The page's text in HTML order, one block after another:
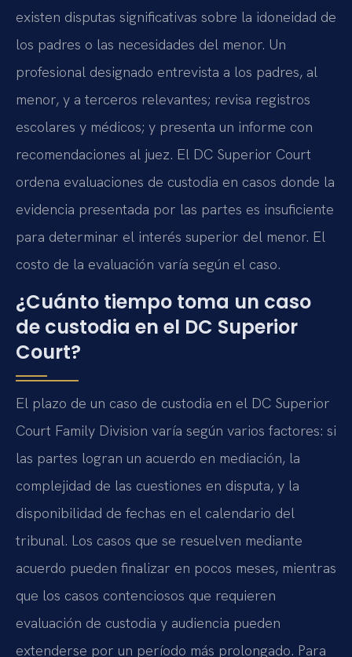
existen disputas significativas sobre la idoneidad de
los padres o las necesidades del menor. Un
profesional designado entrevista a los padres, al
menor, y a terceros relevantes; revisa registros
escolares y médicos; y presenta un informe con
recomendaciones al juez. El DC Superior Court
ordena evaluaciones de custodia en casos donde la
evidencia presentada por las partes es insuficiente
para determinar el interés superior del menor. El
costo de la evaluación varía según el caso.
¿Cuánto tiempo toma un caso
de custodia en el DC Superior
Court?
El plazo de un caso de custodia en el DC Superior
Court Family Division varía según varios factores: si
las partes logran un acuerdo en mediación, la
complejidad de las cuestiones en disputa, y la
disponibilidad de fechas en el calendario del
tribunal. Los casos que se resuelven mediante
acuerdo pueden finalizar en pocos meses, mientras
que los casos contenciosos que requieren
evaluación de custodia y audiencia pueden
extenderse por un período más prolongado. Para